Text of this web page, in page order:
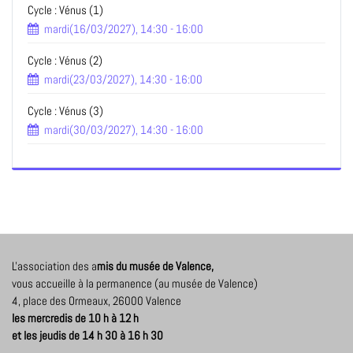
Cycle : Vénus (1)
mardi(16/03/2027), 14:30 - 16:00
Cycle : Vénus (2)
mardi(23/03/2027), 14:30 - 16:00
Cycle : Vénus (3)
mardi(30/03/2027), 14:30 - 16:00
L'association des amis du musée de Valence,
vous accueille à la permanence (au musée de Valence)
4, place des Ormeaux, 26000 Valence
les mercredis de 10 h à 12 h
et les jeudis de 14 h 30 à 16 h 30